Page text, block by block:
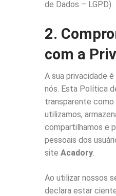
de Dados – LGPD).
2.
com a
A sua privacidade
nós. Esta Política
transparente
utilizamos,
compartilhamos e
pessoais dos
site Acadory
Ao utilizar nossos
declara estar